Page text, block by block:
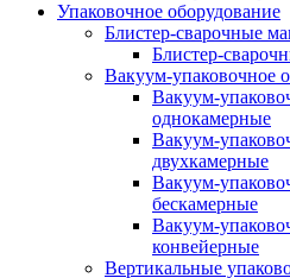
Упаковочное оборудование
Блистер-сварочные
Блистер-
Вакуум-упаковочное
Вакуум-
однокамерные
Вакуум-
двухкамерные
Вакуум-
беcкамерные
Вакуум-
конвейерные
Вертикальные